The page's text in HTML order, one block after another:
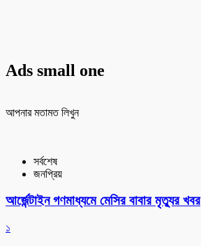
Ads small one
আপনার মতামত লিখুন
সর্বশেষ
জনপ্রিয়
আর্জেন্টাইন গণমাধ্যমে মেসির বাবার মৃত্যুর খবর
১